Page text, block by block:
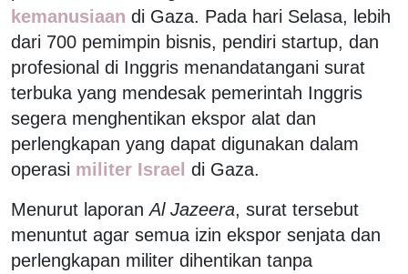
kemanusiaan di Gaza. Pada hari Selasa, lebih
dari 700 pemimpin bisnis, pendiri startup, dan
profesional di Inggris menandatangani surat
terbuka yang mendesak pemerintah Inggris
segera menghentikan ekspor alat dan
perlengkapan yang dapat digunakan dalam
operasi militer Israel di Gaza.
Menurut laporanAl Jazeera, surat tersebut
menuntut agar semua izin ekspor senjata dan
perlengkapan militer dihentikan tanpa